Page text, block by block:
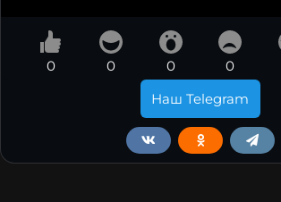
0 0 0 0
Наш Telegram